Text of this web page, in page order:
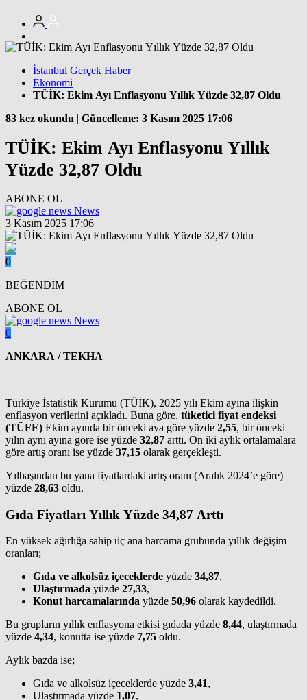
İstanbul Gerçek Haber
Ekonomi
TÜİK: Ekim Ayı Enflasyonu Yıllık Yüzde 32,87 Oldu
83 kez okundu | Güncelleme: 3 Kasım 2025 17:06
TÜİK: Ekim Ayı Enflasyonu Yıllık
Yüzde 32,87 Oldu
ABONE OL
News
3 Kasım 2025 17:06
0
BEĞENDİM
ABONE OL
News
0
ANKARA / TEKHA
Türkiye İstatistik Kurumu (TÜİK), 2025 yılı Ekim ayına ilişkin
enflasyon verilerini açıkladı. Buna göre, tüketici fiyat endeksi
(TÜFE) Ekim ayında bir önceki aya göre yüzde 2,55, bir önceki
yılın aynı ayına göre ise yüzde 32,87 arttı. On iki aylık ortalamalara
göre artış oranı ise yüzde 37,15 olarak gerçekleşti.
Yılbaşından bu yana fiyatlardaki artış oranı (Aralık 2024’e göre)
yüzde 28,63 oldu.
Gıda Fiyatları Yıllık Yüzde 34,87 Arttı
En yüksek ağırlığa sahip üç ana harcama grubunda yıllık değişim
oranları;
Gıda ve alkolsüz içeceklerde yüzde 34,87,
Ulaştırmada yüzde 27,33,
Konut harcamalarında yüzde 50,96 olarak kaydedildi.
Bu grupların yıllık enflasyona etkisi gıdada yüzde 8,44, ulaştırmada
yüzde 4,34, konutta ise yüzde 7,75 oldu.
Aylık bazda ise;
Gıda ve alkolsüz içeceklerde yüzde 3,41,
Ulaştırmada yüzde 1,07,